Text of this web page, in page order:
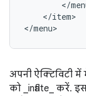
</item>
</menu>
अपनी ऐक्टिविटी
को _inflate_ करें.